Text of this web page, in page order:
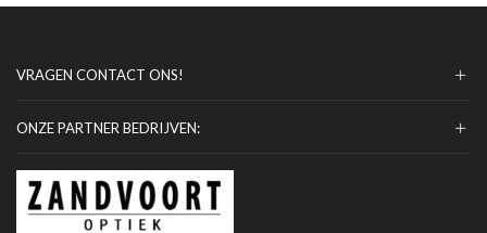
VRAGEN CONTACT ONS!
ONZE PARTNER BEDRIJVEN: